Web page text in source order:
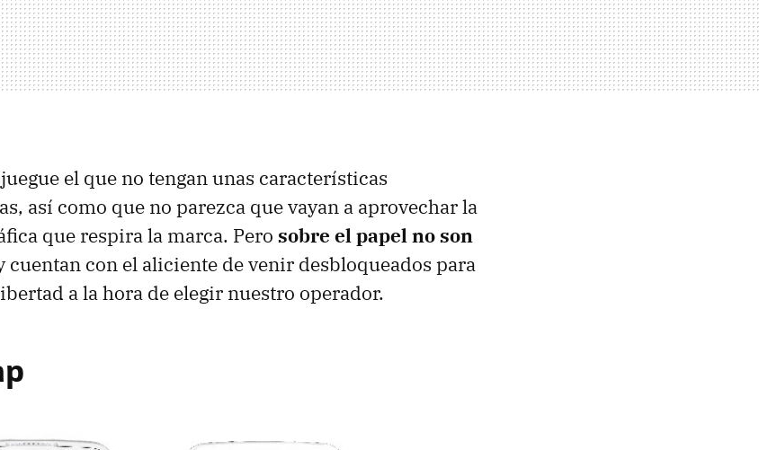
el que no tengan unas características
así como que no parezca que vayan a aprovechar la
que respira la marca. Pero sobre el papel no son
cuentan con el aliciente de venir desbloqueados para
a la hora de elegir nuestro operador.